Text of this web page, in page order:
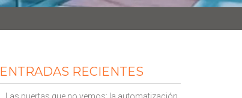
ENTRADAS RECIENTES